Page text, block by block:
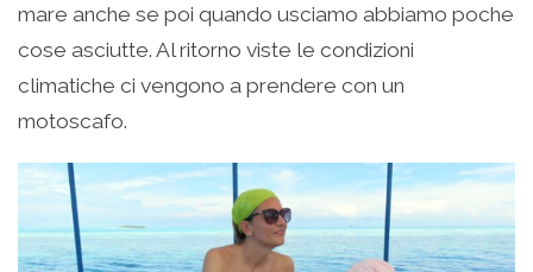
mare anche se poi quando usciamo abbiamo poche
cose asciutte. Al ritorno viste le condizioni
climatiche ci vengono a prendere con un
motoscafo.